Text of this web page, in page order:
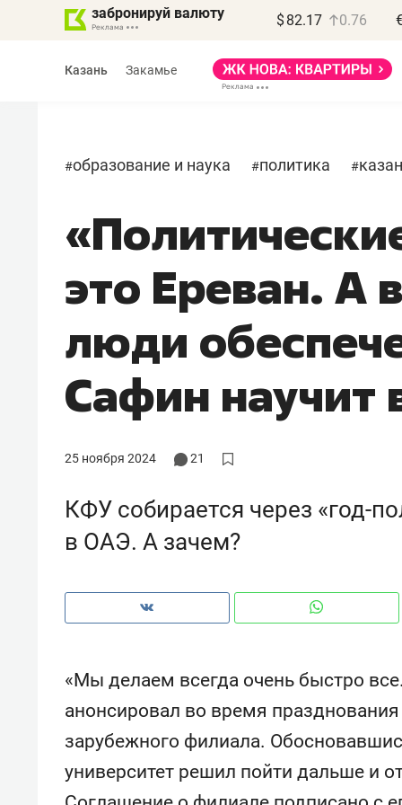
забронируй валюту $ 82.17 0.76
Казань Закамье
#образование и наука #политика #
это Ереван. А
люди
Сафин научит
25 ноября 2024 21
КФУ собирается через «год-
в ОАЭ. А зачем?
«Мы делаем всегда очень быстро
анонсировал во время
зарубежного филиала.
университет решил пойти дальше и
Василь Мазитов
МАРТ
«Не зная местных
правил, бизнес может
потерять минимум
Как бизнесу выйти на зарубежные
рынки, почему надо знать
Как ГК «МИР ГРУПП» и ВТБ
создают оазис жилого
комфорта под Казанью
ID